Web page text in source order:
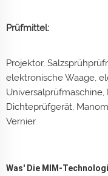
Prüfmittel:
Projektor,
elektronische Waage,
Dichteprüfgerät,
Vernier.
Was' Die MIM-